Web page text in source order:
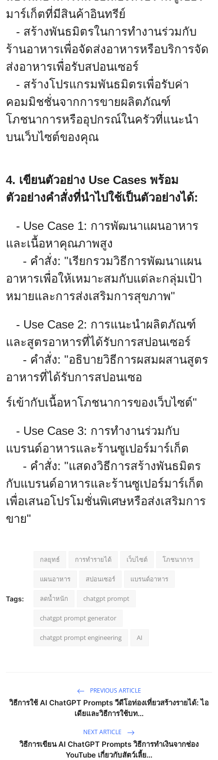
มาร์เก็ตที่มีสินค้าอินทรีย์
- สร้างพันธมิตรในการทำงานร่วมกับ
ร้านอาหารเพื่อจัดส่งอาหารหรือบริการจัด
ส่งอาหารเพื่อรับสปอนเซอร์
- สร้างโปรแกรมพันธมิตรเพื่อรับค่า
คอมมิชชั่นจากการขายผลิตภัณฑ์
โภชนาการหรืออุปกรณ์ในครัวที่แนะนำ
บนเว็บไซต์ของคุณ
4. เขียนตัวอย่าง Use Cases พร้อม
ตัวอย่างคำสั่งที่นำไปใช้เป็นตัวอย่างได้:
- Use Case 1: การพัฒนาแผนอาหาร
และเนื้อหาคุณภาพสูง
- คำสั่ง: "เรียกรวมวิธีการพัฒนาแผน
อาหารเพื่อให้เหมาะสมกับแต่ละกลุ่มเป้า
หมายและการส่งเสริมการสุขภาพ"
- Use Case 2: การแนะนำผลิตภัณฑ์
และสูตรอาหารที่ได้รับการสปอนเซอร์
- คำสั่ง: "อธิบายวิธีการผสมผสานสูตร
อาหารที่ได้รับการสปอนเซอ
ร์เข้ากับเนื้อหาโภชนาการของเว็บไซต์"
- Use Case 3: การทำงานร่วมกับ
แบรนด์อาหารและร้านซูเปอร์มาร์เก็ต
- คำสั่ง: "แสดงวิธีการสร้างพันธมิตร
กับแบรนด์อาหารและร้านซูเปอร์มาร์เก็ต
เพื่อเสนอโปรโมชั่นพิเศษหรือส่งเสริมการ
ขาย"
Tags:
กลยุทธ์ การทำรายได้ เว็บไซต์ โภชนาการ
แผนอาหาร สปอนเซอร์ แบรนด์อาหาร
ลดน้ำหนัก chatgpt prompt
chatgpt prompt generator
chatgpt prompt engineering AI
PREVIOUS ARTICLE
วิธีการใช้ AI ChatGPT Prompts วีดีโอท่องเที่ยวสร้างรายได้: ไอ
เดียและวิธีการใช้บท...
NEXT ARTICLE
วิธีการเขียน AI ChatGPT Prompts วิธีการทำเงินจากช่อง
YouTube เกี่ยวกับสัตว์เลี้ย...